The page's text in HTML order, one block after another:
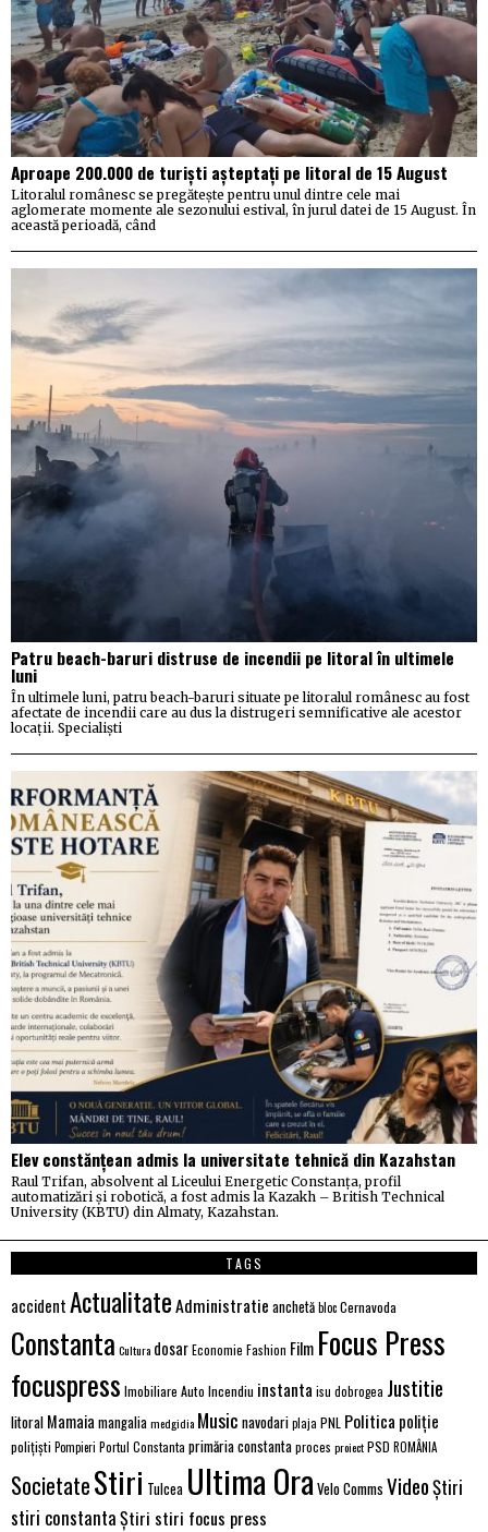
Aproape 200.000 de turiști așteptați pe litoral de 15 August
Litoralul românesc se pregătește pentru unul dintre cele mai
aglomerate momente ale sezonului estival, în jurul datei de 15 August. În
această perioadă, când
Patru beach-baruri distruse de incendii pe litoral în ultimele
luni
În ultimele luni, patru beach-baruri situate pe litoralul românesc au fost
afectate de incendii care au dus la distrugeri semnificative ale acestor
locații. Specialiști
Elev constănțean admis la universitate tehnică din Kazahstan
Raul Trifan, absolvent al Liceului Energetic Constanța, profil
automatizări și robotică, a fost admis la Kazakh – British Technical
University (KBTU) din Almaty, Kazahstan.
TAGS
accidentActualitateAdministratie anchetăblocCernavoda
Constanta Cultura dosarEconomie Fashion Film Focus Press
focuspress Imobiliare Auto Incendiu instanta isu dobrogea Justitie
litoral Mamaia mangaliamedgidia Music navodariplaja PNL Politica poliție
polițiști Pompieri Portul Constanta primăria constantaproces proiectPSD ROMÂNIA
SocietateStiri Tulcea Ultima Ora Velo Comms VideoȘtiri
stiri constantaȘtiri stiri focus press